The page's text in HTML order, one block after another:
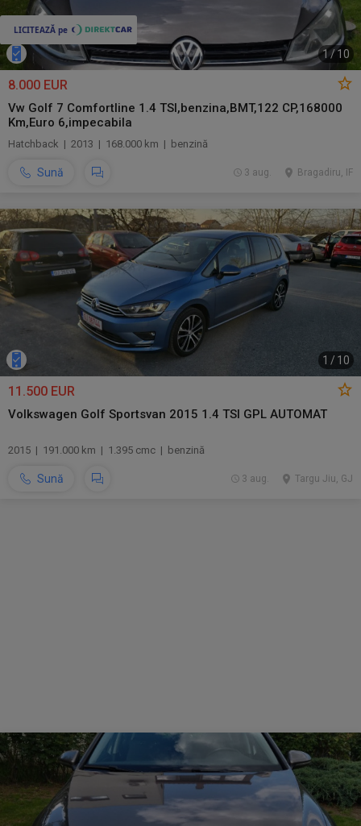
1 /10
8.000 EUR
Vw Golf 7 Comfortline 1.4 TSI,benzina,BMT,122 CP,168000
Km,Euro 6,impecabila
Hatchback | 2013 | 168.000 km | benzină
Sună Bragadiru, IF
3 aug.
1 / 10
11.500 EUR
Volkswagen Golf Sportsvan 2015 1.4 TSI GPL AUTOMAT
2015 | 191.000 km | 1.395 cmc | benzină
Sună Targu Jiu, GJ
3 aug.